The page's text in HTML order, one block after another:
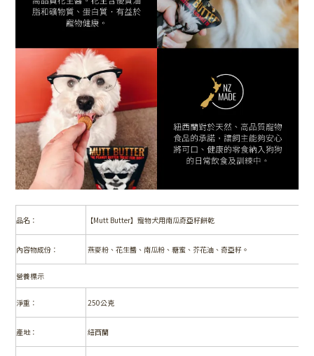
品名： 【Mutt Butter】 寵物犬用南瓜奇亞籽餅乾
內容物成份： 燕麥粉、花生醬、南瓜粉、糖蜜、芥花油、奇亞籽。
營養標示
淨重： 250公克
產地： 紐西蘭